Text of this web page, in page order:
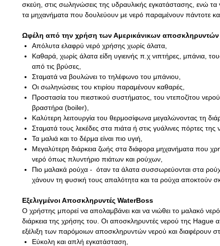
σκεύη, στις σωληνώσεις της υδραυλικής εγκατάστασης, ενώ τα
τα μηχανήματα που δουλεύουν με νερό παραμένουν πάντοτε
Ωφέλη από την χρήση των Αμερικάνικων
Απόλυτα ελαφρύ νερό χρήσης χωρίς άλατα,
Καθαρά, χωρίς άλατα είδη υγιεινής π.χ νιπτήρες, μπάνια,
από τις βρύσες,
Σταματά να βουλώνει το τηλέφωνο του μπάνιου,
Οι σωληνώσεις του κτιρίου παραμένουν καθαρές,
Προστασία του πιεστικού συστήματος, του ντεποζίτου
βραστήρα (boiler),
Καλύτερη λειτουργία του θερμοσίφωνα μεγαλώνοντας τη
Σταματά τους λεκέδες στα πιάτα ή στις γυάλινες πόρτες της
Τα μαλιά και το δέρμα είναι πιο υγιή,
Μεγαλύτερη διάρκεια ζωής στα διάφορα μηχανήματα που
νερό όπως πλυντήριο πιάτων και ρούχων,
Πιο μαλακά ρούχα - όταν τα άλατα συσσωρεύονται στα
χάνουν τη φυσική τους απαλότητα και τα ρούχα αποκτούν
Εξελιγμένοι Αποσκληρυντές​ WaterBoss
Ο χρήστης μπορεί να απολαμβάνει και να νιώθει το μαλακό
διάρκεια της χρήσης του. Οι αποσκληρυντές νερού της Hague
εξέλιξη των παρόμοιων αποσκληρυντών νερού και διαφέρουν
Εύκολη και απλή εγκατάσταση,